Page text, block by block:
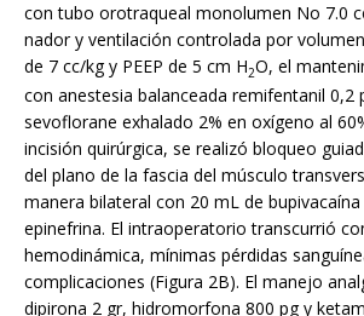
con tubo orotraqueal monolumen No 7.0
nador y ventilación controlada por
de 7 cc/kg y PEEP de 5 cm H2O, el
con anestesia balanceada remifentanil 0,2
sevoflorane exhalado 2% en oxígeno al
incisión quirúrgica, se realizó bloqueo
del plano de la fascia del músculo
manera bilateral con 20 mL de
epinefrina. El intraoperatorio transcurrió
hemodinámica, mínimas pérdidas
complicaciones (Figura 2B). El manejo
dipirona 2 gr, hidromorfona 800 pg y